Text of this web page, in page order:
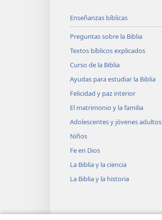
Enseñanzas bíblicas
Preguntas sobre la Biblia
Textos bíblicos explicados
Curso de la Biblia
Ayudas para estudiar la Biblia
Felicidad y paz interior
El matrimonio y la familia
Adolescentes y jóvenes adultos
Niños
Fe en Dios
La Biblia y la ciencia
La Biblia y la historia